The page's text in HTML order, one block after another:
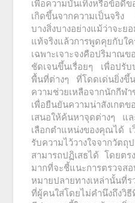
เพื่อความบันเทิงหรือข้อดี
เกิดขึ้นจากความเป็นจริง
บางสิ่งบางอย่างแม้ว่าจะย
แท้จริงแล้วการพูดคุยกับ
เฉพาะเจาะจงคือปริมา
ชัดเจนขึ้นเรื่อยๆ เพื่อปรั
พื้นที่ต่างๆ ที่โดดเด่นยิ่งขึ้
ความช่วยเหลือจากนักกีฬา
เพื่อยืนยันความน่าสังเกต
เสนอให้ค้นหาจุดต่างๆ แล
เลือกตำแหน่งของคุณได้ เ
รับความไว้วางใจจากวัตถุ
สามารถปฏิเสธได้ โดยต
มากที่จะชี้แนะการตรวจ
หมายปลายทางเหล่านั้นที่
ที่ผู้คนใส่โดยไม่คำนึงถึงวิธี